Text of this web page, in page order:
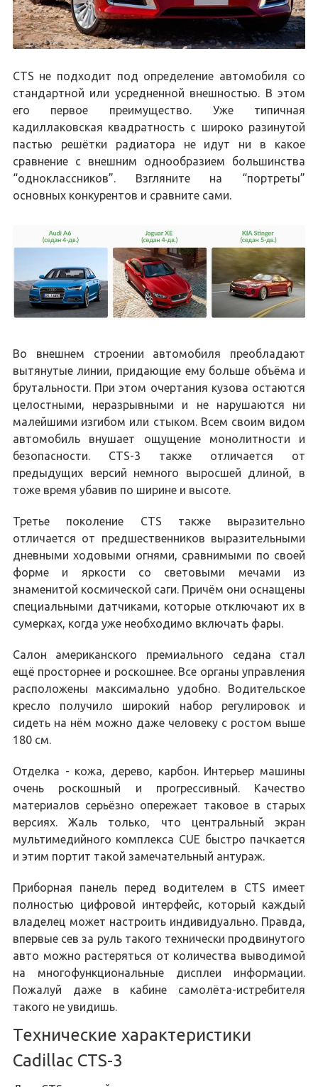
CTS не подходит под определение автомобиля со
стандартной или усредненной внешностью. В этом
его первое преимущество. Уже типичная
кадиллаковская квадратность с широко разинутой
пастью решётки радиатора не идут ни в какое
сравнение с внешним однообразием большинства
“одноклассников”. Взгляните на “портреты”
основных конкурентов и сравните сами.
Во внешнем строении автомобиля преобладают
вытянутые линии, придающие ему больше объёма и
брутальности. При этом очертания кузова остаются
целостными, неразрывными и не нарушаются ни
малейшими изгибом или стыком. Всем своим видом
автомобиль внушает ощущение монолитности и
безопасности. CTS-3 также отличается от
предыдущих версий немного выросшей длиной, в
тоже время убавив по ширине и высоте.
Третье поколение CTS также выразительно
отличается от предшественников выразительными
дневными ходовыми огнями, сравнимыми по своей
форме и яркости со световыми мечами из
знаменитой космической саги. Причём они оснащены
специальными датчиками, которые отключают их в
сумерках, когда уже необходимо включать фары.
Салон американского премиального седана стал
ещё просторнее и роскошнее. Все органы управления
расположены максимально удобно. Водительское
кресло получило широкий набор регулировок и
сидеть на нём можно даже человеку с ростом выше
180 см.
Отделка - кожа, дерево, карбон. Интерьер машины
очень роскошный и прогрессивный. Качество
материалов серьёзно опережает таковое в старых
версиях. Жаль только, что центральный экран
мультимедийного комплекса CUE быстро пачкается
и этим портит такой замечательный антураж.
Приборная панель перед водителем в CTS имеет
полностью цифровой интерфейс, который каждый
владелец может настроить индивидуально. Правда,
впервые сев за руль такого технически продвинутого
авто можно растеряться от количества выводимой
на многофункциональные дисплеи информации.
Пожалуй даже в кабине самолёта-истребителя
такого не увидишь.
Технические характеристики
Cadillac CTS-3